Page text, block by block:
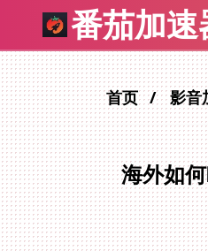
番茄加速
首页 影音
海外如